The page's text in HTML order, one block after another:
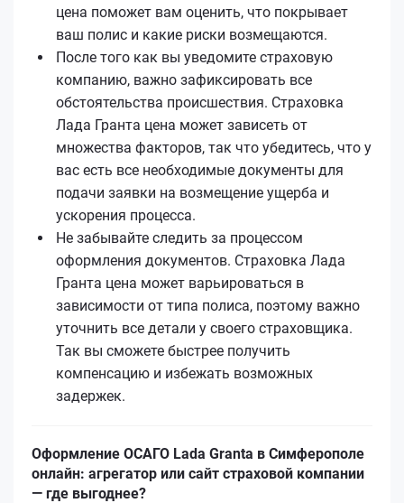
цена поможет вам оценить, что покрывает
ваш полис и какие риски возмещаются.
После того как вы уведомите страховую
компанию, важно зафиксировать все
обстоятельства происшествия. Страховка
Лада Гранта цена может зависеть от
множества факторов, так что убедитесь, что у
вас есть все необходимые документы для
подачи заявки на возмещение ущерба и
ускорения процесса.
Не забывайте следить за процессом
оформления документов. Страховка Лада
Гранта цена может варьироваться в
зависимости от типа полиса, поэтому важно
уточнить все детали у своего страховщика.
Так вы сможете быстрее получить
компенсацию и избежать возможных
задержек.
Оформление ОСАГО Lada Granta в Симферополе
онлайн: агрегатор или сайт страховой компании
— где выгоднее?